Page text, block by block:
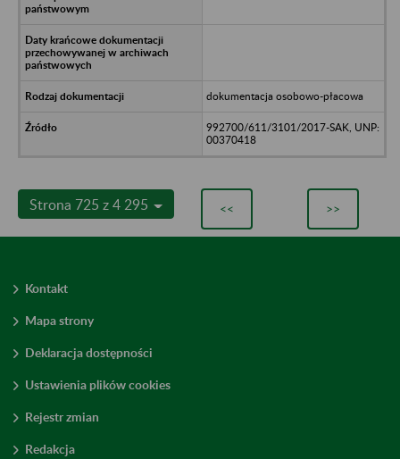
dokumentacja osobowo-płacowa
992700/611/3101/2017-SAK, UNP:
00370418
Strona 725 z 4 295 << >>
Kontakt
Mapa strony
Deklaracja dostępności
Ustawienia plików cookies
Rejestr zmian
Redakcja